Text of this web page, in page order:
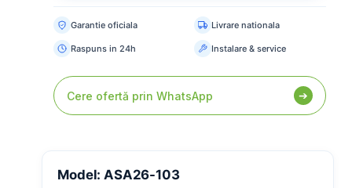
Paturi medicale
Garantie oficiala Livrare nationala
Raspuns in 24h Instalare & service
Cere ofertă prin WhatsApp ➔
Model: ASA26-103